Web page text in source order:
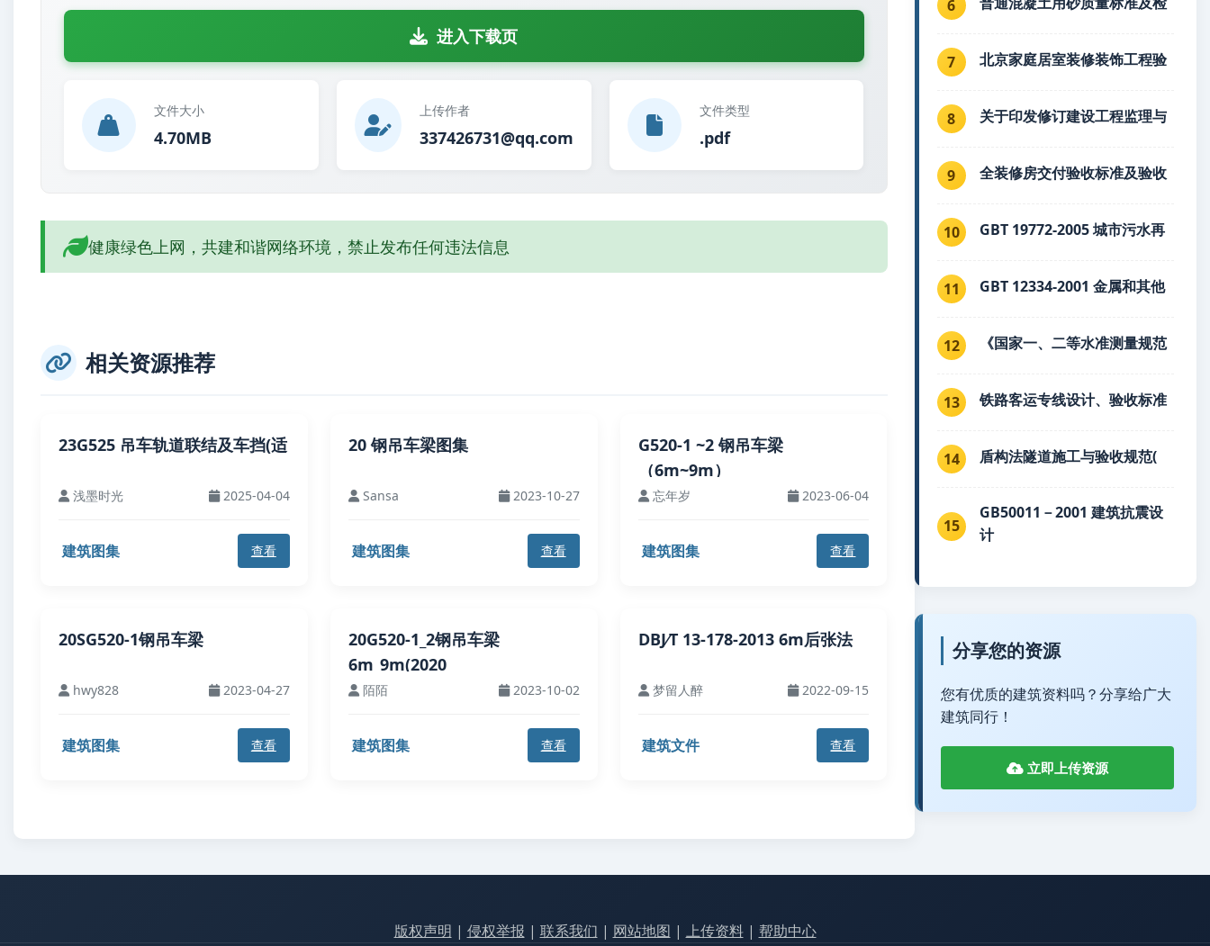
进入下载页
文件大小
4.70MB
上传作者
337426731@qq.com
文件类型
.pdf
健康绿色上网，共建和谐网络环境，禁止发布任何违法信息
相关资源推荐
23G525 吊车轨道联结及车挡(适
浅墨时光 2025-04-04
建筑图集 查看
20 钢吊车梁图集
Sansa 2023-10-27
建筑图集 查看
G520-1 ~2 钢吊车梁
（6m~9m）
忘年岁 2023-06-04
建筑图集 查看
20SG520-1钢吊车梁
hwy828 2023-04-27
建筑图集 查看
20G520-1_2钢吊车梁
6m_9m(2020
陌陌 2023-10-02
建筑图集 查看
DBJ∕T 13-178-2013 6m后张法
梦留人醉 2022-09-15
建筑文件 查看
6
7 北京家庭居室装修装饰工程验
8 关于印发修订建设工程监理与
9 全装修房交付验收标准及验收
10 GBT 19772-2005 城市污水再
11 GBT 12334-2001 金属和其他
12 《国家一、二等水准测量规范
13 铁路客运专线设计、验收标准
14 盾构法隧道施工与验收规范(
15
GB50011－2001 建筑抗震设
计
分享您的资源
您有优质的建筑资料吗？分享给广大
建筑同行！
立即上传资源
版权声明 | 侵权举报 | 联系我们 | 网站地图 | 上传资料| 帮助中心